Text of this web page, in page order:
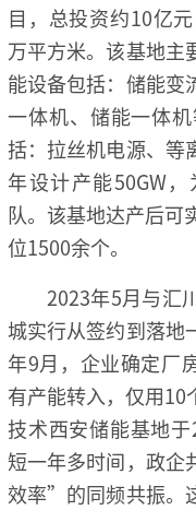
目，总投资约10亿
万平方米。该基地主
能设备包括：储能变
一体机、储能一体
括：拉丝机电源、等
年设计产能50GW
队。该基地达产后可
位1500余个。
2023年5月与汇
城实行从签约到落地
年9月，企业确定厂
有产能转入，仅用10
技术西安储能基地
短一年多时间，政
效率”的同频共振。